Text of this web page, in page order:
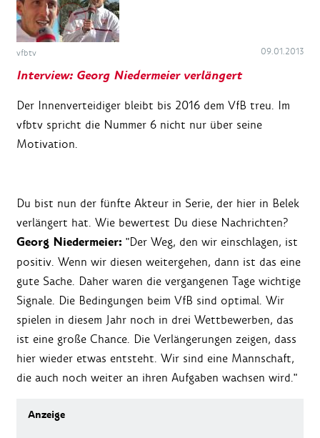
vfbtv 09.01.2013
Interview: Georg Niedermeier verlängert
Der Innenverteidiger bleibt bis 2016 dem VfB treu. Im
vfbtv spricht die Nummer 6 nicht nur über seine
Motivation.
Du bist nun der fünfte Akteur in Serie, der hier in Belek
verlängert hat. Wie bewertest Du diese Nachrichten?
Georg Niedermeier: "Der Weg, den wir einschlagen, ist
positiv. Wenn wir diesen weitergehen, dann ist das eine
gute Sache. Daher waren die vergangenen Tage wichtige
Signale. Die Bedingungen beim VfB sind optimal. Wir
spielen in diesem Jahr noch in drei Wettbewerben, das
ist eine große Chance. Die Verlängerungen zeigen, dass
hier wieder etwas entsteht. Wir sind eine Mannschaft,
die auch noch weiter an ihren Aufgaben wachsen wird."